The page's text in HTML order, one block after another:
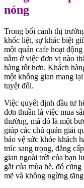
nóng
Trong bối cảnh thị
khốc liệt, sự khác biệt
một quán cafe hoạt
nằm ở việc đơn vị nào
hàng tốt hơn. Khách
một không gian mang
tuyệt đối.
Việc quyết định đầu tư
đơn thuần là việc mua
thường, mà đó là một
giúp các chủ quán giải
bảo vệ sức khỏe khách
trúc sang trọng, đẳng
gian ngoài trời của bạn
gắt của mùa hè, đó
mẽ và không ngừng